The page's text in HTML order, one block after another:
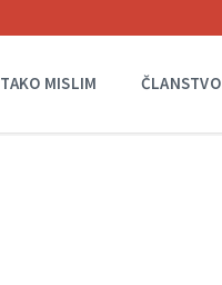
TAKO MISLIM ČLANSTVO